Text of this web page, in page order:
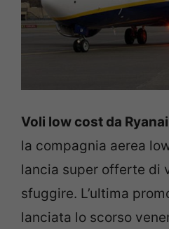
Voli low cost da
la compagnia aerea
lancia super offerte di
sfuggire. L’ultima
lanciata lo scorso